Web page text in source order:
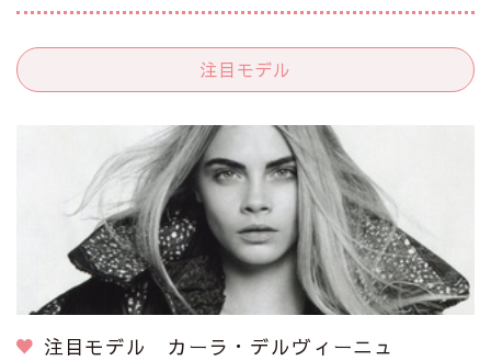
注目モデル
注目モデル カーラ・デルヴィーニュ